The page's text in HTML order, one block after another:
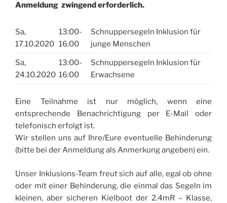
Anmeldung zwingend erforderlich.
Sa,
17.10.2020
13:00-
16:00
Schnuppersegeln Inklusion für
junge Menschen
Sa,
24.10.2020
13:00-
16:00
Schnuppersegeln Inklusion für
Erwachsene
Eine Teilnahme ist nur möglich, wenn eine
entsprechende Benachrichtigung per E-Mail oder
telefonisch erfolgt ist.
Wir stellen uns auf Ihre/Eure eventuelle Behinderung
(bitte bei der Anmeldung als Anmerkung angeben) ein.
Unser Inklusions-Team freut sich auf alle, egal ob ohne
oder mit einer Behinderung, die einmal das Segeln im
kleinen, aber sicheren Kielboot der 2.4mR – Klasse,